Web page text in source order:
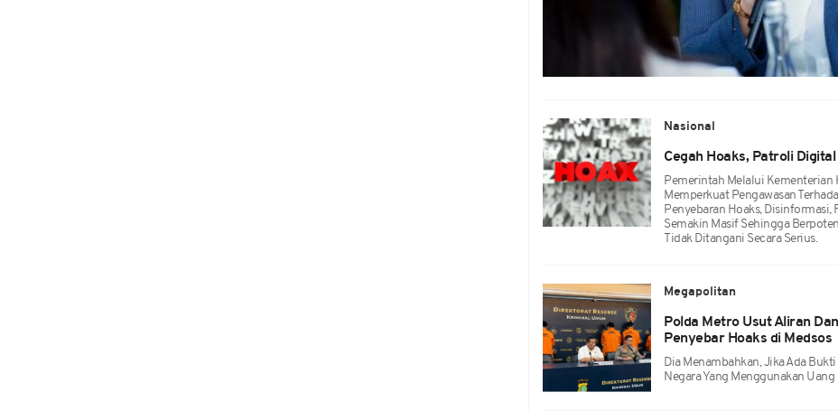
Nasional
Cegah Hoaks, Patroli
Pemerintah Melalui
Memperkuat Pengawasan
Penyebaran Hoaks, Disinformasi,
Semakin Masif Sehingga
Tidak Ditangani Secara Serius.
Megapolitan
Polda Metro Usut Aliran
Penyebar Hoaks di Medsos
Dia Menambahkan, Jika Ada
Negara Yang Menggunakan